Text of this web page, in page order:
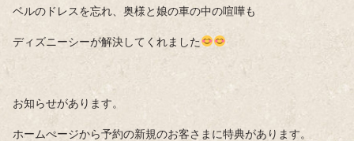
ベルのドレスを忘れ、奥様と娘の車の中の喧嘩も
ディズニーシーが解決してくれました
お知らせがあります。
ホームぺージから予約の新規のお客さまに特典があります。